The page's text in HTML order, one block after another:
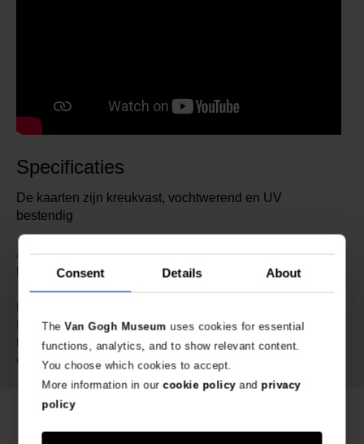
Consent Details About
TheVan Gogh Museum uses cookies for essential
functions, analytics, and to show relevant content.
You choose which cookies to accept.
More information in ourcookie policyand privacy
policy
Specificaties
De kaarten zijn kreukvast, vochtwerend en UV
bestendig
Artikelnummer: 290141
Merk:
IXXI | Van Gogh Museum
Lengte:
Breedte: 21 cm
Hoogte: 3 cm
Gewicht: 890 gram